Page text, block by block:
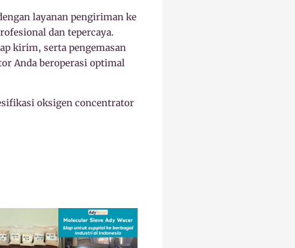
layanan pengiriman ke
dan tepercaya.
kirim, serta pengemasan
Anda beroperasi optimal
oksigen concentrator